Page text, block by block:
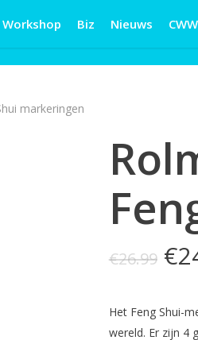
Workshop Biz Nieuws CWW
markeringen
€26.99 €
Het Feng Shui-
wereld. Er zijn 4